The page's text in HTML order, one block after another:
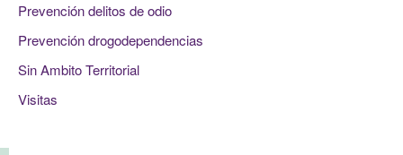
Prevención delitos de odio
Prevención drogodependencias
Sin Ambito Territorial
Visitas